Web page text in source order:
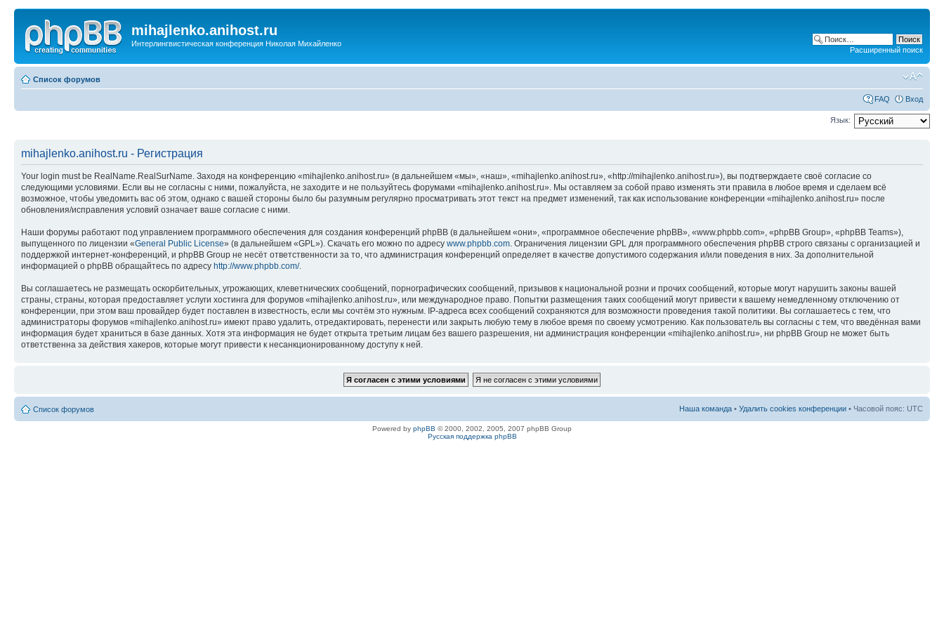
mihajlenko.anihost.ru
Интерлингвистическая конференция Николая Михайленко
Расширенный поиск
Список форумов
FAQ Вход
Язык:
mihajlenko.anihost.ru - Регистрация
Your login must be RealName.RealSurName. Заходя на конференцию «mihajlenko.anihost.ru» (в дальнейшем «мы», «наш», «mihajlenko.anihost.ru», «http://mihajlenko.anihost.ru»), вы подтверждаете своё согласие со
следующими условиями. Если вы не согласны с ними, пожалуйста, не заходите и не пользуйтесь форумами «mihajlenko.anihost.ru». Мы оставляем за собой право изменять эти правила в любое время и сделаем всё
возможное, чтобы уведомить вас об этом, однако с вашей стороны было бы разумным регулярно просматривать этот текст на предмет изменений, так как использование конференции «mihajlenko.anihost.ru» после
обновления/исправления условий означает ваше согласие с ними.
Наши форумы работают под управлением программного обеспечения для создания конференций phpBB (в дальнейшем «они», «программное обеспечение phpBB», «www.phpbb.com», «phpBB Group», «phpBB Teams»),
выпущенного по лицензии «General Public License» (в дальнейшем «GPL»). Скачать его можно по адресу www.phpbb.com. Ограничения лицензии GPL для программного обеспечения phpBB строго связаны с организацией и
поддержкой интернет-конференций, и phpBB Group не несёт ответственности за то, что администрация конференций определяет в качестве допустимого содержания и/или поведения в них. За дополнительной
информацией о phpBB обращайтесь по адресу http://www.phpbb.com/.
Вы соглашаетесь не размещать оскорбительных, угрожающих, клеветнических сообщений, порнографических сообщений, призывов к национальной розни и прочих сообщений, которые могут нарушить законы вашей
страны, страны, которая предоставляет услуги хостинга для форумов «mihajlenko.anihost.ru», или международное право. Попытки размещения таких сообщений могут привести к вашему немедленному отключению от
конференции, при этом ваш провайдер будет поставлен в известность, если мы сочтём это нужным. IP-адреса всех сообщений сохраняются для возможности проведения такой политики. Вы соглашаетесь с тем, что
администраторы форумов «mihajlenko.anihost.ru» имеют право удалить, отредактировать, перенести или закрыть любую тему в любое время по своему усмотрению. Как пользователь вы согласны с тем, что введённая вами
информация будет храниться в базе данных. Хотя эта информация не будет открыта третьим лицам без вашего разрешения, ни администрация конференции «mihajlenko.anihost.ru», ни phpBB Group не может быть
ответственна за действия хакеров, которые могут привести к несанкционированному доступу к ней.
Список форумов Наша команда • Удалить cookies конференции • Часовой пояс: UTC
Powered by phpBB © 2000, 2002, 2005, 2007 phpBB Group
Русская поддержка phpBB